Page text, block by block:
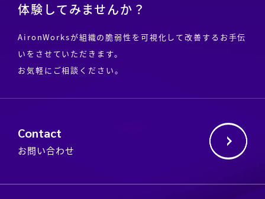
体験してみませんか？
AironWorksが組織の脆弱性を可視化して改善するお手伝
いをさせていただきます。
お気軽にご相談ください。
Contact
お問い合わせ